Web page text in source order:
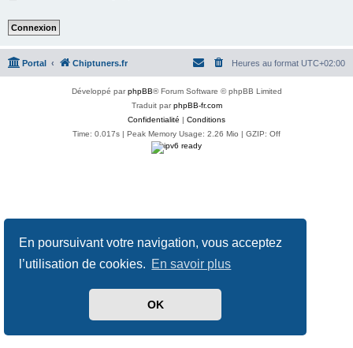
En poursuivant votre navigation, vous acceptez
l’utilisation de cookies. En savoir plus
OK
Portal Chiptuners.fr Heures au format UTC+02:00
Développé parphpBB® Forum Software © phpBB Limited
Traduit parphpBB-fr.com
Confidentialité | Conditions
Time: 0.017s | Peak Memory Usage: 2.26 Mio | GZIP: Off